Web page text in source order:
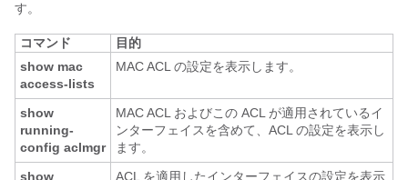
す。
コマンド
目的
show mac
access-lists
MAC ACL の設定を表示します。
show
running-
config aclmgr
MAC ACL およびこの ACL が適用されているイ
ンターフェイスを含めて、ACL の設定を表示し
ます。
show
ACL を適用したインターフェイスの設定を表示